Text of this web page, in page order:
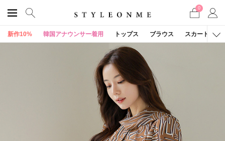
0
新作10% 韓国アナウンサー着用 トップス ブラウス スカート